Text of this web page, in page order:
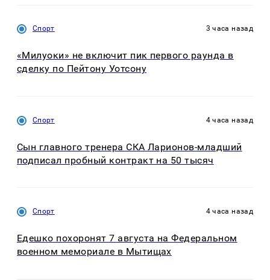
Спорт 3 часа назад
«Милуоки» не включит пик первого раунда в
сделку по Пейтону Уотсону
Спорт 4 часа назад
Сын главного тренера СКА Ларионов-младший
подписал пробный контракт на 50 тысяч
Спорт 4 часа назад
Едешко похоронят 7 августа на Федеральном
военном мемориале в Мытищах